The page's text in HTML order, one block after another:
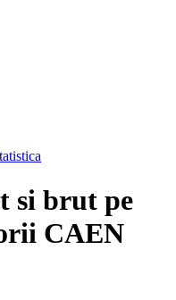
si brut pe
CAEN